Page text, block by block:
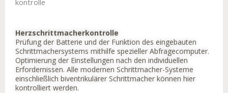
Herzschrittmacherkontrolle
Prüfung der Batterie und der Funktion des eingebauten
Schrittmachersystems mithilfe spezieller Abfragecomputer.
Optimierung der Einstellungen nach den individuellen
Erfordernissen. Alle modernen Schrittmacher-Systeme
einschließlich biventrikulärer Schrittmacher können hier
kontrolliert werden.